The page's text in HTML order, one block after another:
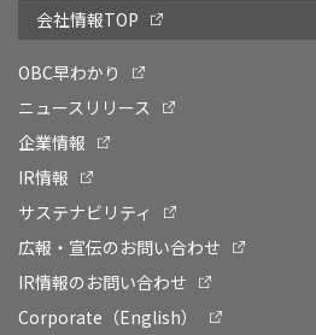
会社情報TOP
OBC早わかり
ニュースリリース
企業情報
IR情報
サステナビリティ
広報・宣伝のお問い合わせ
IR情報のお問い合わせ
Corporate（English）